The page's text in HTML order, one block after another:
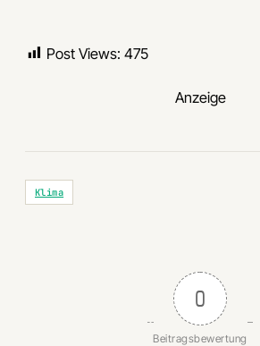
Post Views: 475
Anzeige
Klima
0
Beitragsbewertung